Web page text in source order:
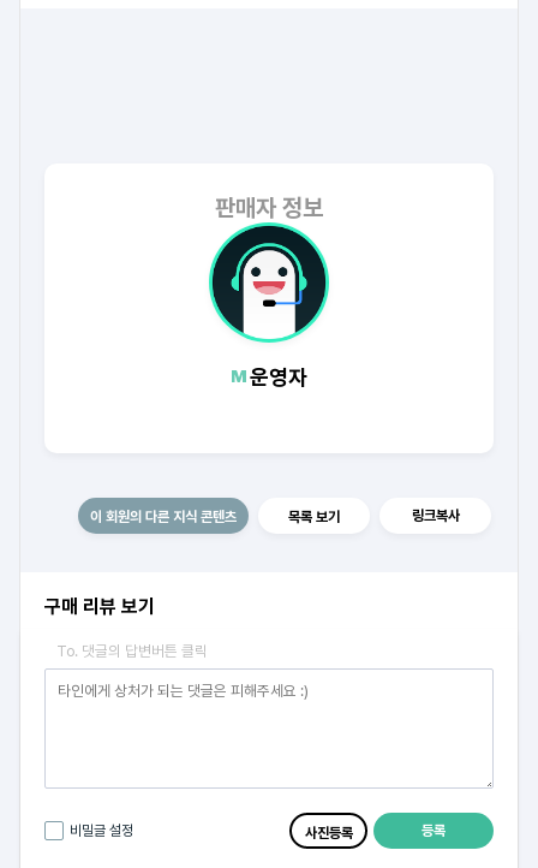
판매자 정보
운영자
이 회원의 다른 지식 콘텐츠 목록 보기 링크복사
구매 리뷰 보기
To. 댓글의 답변버튼 클릭
비밀글 설정 사진등록 등록